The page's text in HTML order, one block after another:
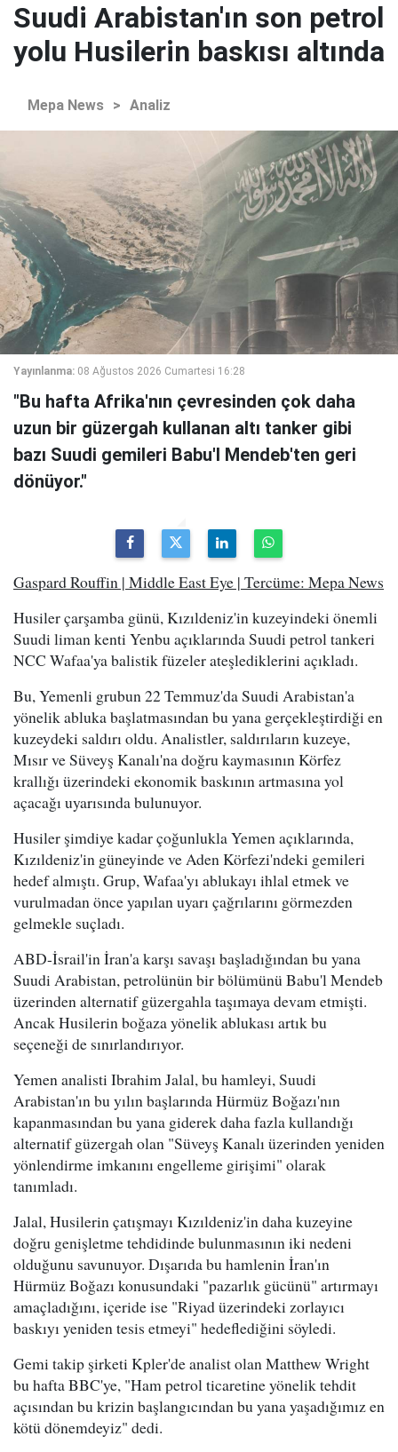
Suudi Arabistan'ın son petrol
yolu Husilerin baskısı altında
Mepa News > Analiz
Yayınlanma: 08 Ağustos 2026 Cumartesi 16:28
"Bu hafta Afrika'nın çevresinden çok daha
uzun bir güzergah kullanan altı tanker gibi
bazı Suudi gemileri Babu'l Mendeb'ten geri
dönüyor."
Gaspard Rouffin | Middle East Eye | Tercüme: Mepa News
Husiler çarşamba günü, Kızıldeniz'in kuzeyindeki önemli
Suudi liman kenti Yenbu açıklarında Suudi petrol tankeri
NCC Wafaa'ya balistik füzeler ateşlediklerini açıkladı.
Bu, Yemenli grubun 22 Temmuz'da Suudi Arabistan'a
yönelik abluka başlatmasından bu yana gerçekleştirdiği en
kuzeydeki saldırı oldu. Analistler, saldırıların kuzeye,
Mısır ve Süveyş Kanalı'na doğru kaymasının Körfez
krallığı üzerindeki ekonomik baskının artmasına yol
açacağı uyarısında bulunuyor.
Husiler şimdiye kadar çoğunlukla Yemen açıklarında,
Kızıldeniz'in güneyinde ve Aden Körfezi'ndeki gemileri
hedef almıştı. Grup, Wafaa'yı ablukayı ihlal etmek ve
vurulmadan önce yapılan uyarı çağrılarını görmezden
gelmekle suçladı.
ABD-İsrail'in İran'a karşı savaşı başladığından bu yana
Suudi Arabistan, petrolünün bir bölümünü Babu'l Mendeb
üzerinden alternatif güzergahla taşımaya devam etmişti.
Ancak Husilerin boğaza yönelik ablukası artık bu
seçeneği de sınırlandırıyor.
Yemen analisti Ibrahim Jalal, bu hamleyi, Suudi
Arabistan'ın bu yılın başlarında Hürmüz Boğazı'nın
kapanmasından bu yana giderek daha fazla kullandığı
alternatif güzergah olan "Süveyş Kanalı üzerinden yeniden
yönlendirme imkanını engelleme girişimi" olarak
tanımladı.
Jalal, Husilerin çatışmayı Kızıldeniz'in daha kuzeyine
doğru genişletme tehdidinde bulunmasının iki nedeni
olduğunu savunuyor. Dışarıda bu hamlenin İran'ın
Hürmüz Boğazı konusundaki "pazarlık gücünü" artırmayı
amaçladığını, içeride ise "Riyad üzerindeki zorlayıcı
baskıyı yeniden tesis etmeyi" hedeflediğini söyledi.
Gemi takip şirketi Kpler'de analist olan Matthew Wright
bu hafta BBC'ye, "Ham petrol ticaretine yönelik tehdit
açısından bu krizin başlangıcından bu yana yaşadığımız en
kötü dönemdeyiz" dedi.